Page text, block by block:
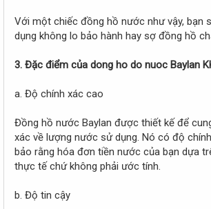
Với một chiếc đồng hồ nước như vậy, bạn
dụng không lo bảo hành hay sợ đồng hồ
3. Đặc điểm của dong ho do nuoc Baylan
a. Độ chính xác cao
Đồng hồ nước Baylan được thiết kế để
xác về lượng nước sử dụng. Nó có độ
bảo rằng hóa đơn tiền nước của bạn dựa
thực tế chứ không phải ước tính.
b. Độ tin cậy